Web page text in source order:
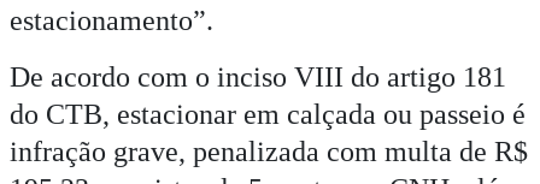
estacionamento”.
De acordo com o inciso VIII do artigo 181
do CTB, estacionar em calçada ou passeio é
infração grave, penalizada com multa de R$